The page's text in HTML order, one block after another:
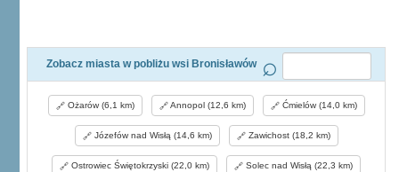
Zobacz miasta w pobliżu wsi Bronisławów
Ożarów (6,1 km) Annopol (12,6 km) Ćmielów (14,0 km)
Józefów nad Wisłą (14,6 km) Zawichost (18,2 km)
Ostrowiec Świętokrzyski (22,0 km) Solec nad Wisłą (22,3 km)